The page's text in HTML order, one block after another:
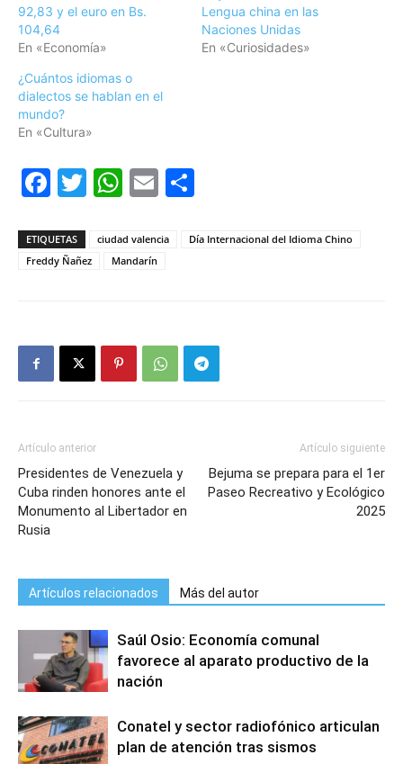
92,83 y el euro en Bs.
104,64
En «Economía»
Lengua china en las
Naciones Unidas
En «Curiosidades»
¿Cuántos idiomas o
dialectos se hablan en el
mundo?
En «Cultura»
Facebook
Twitter
WhatsApp
Email
ETIQUETAS ciudad valencia
Día Internacional del Idioma Chino
Freddy Ñañez
Mandarín
Artículo anterior
Presidentes de Venezuela y
Cuba rinden honores ante el
Monumento al Libertador en
Rusia
Artículo siguiente
Bejuma se prepara para el 1er
Paseo Recreativo y Ecológico
2025
Artículos relacionados Más del autor
Saúl Osio: Economía comunal
favorece al aparato productivo de la
nación
Conatel y sector radiofónico articulan
plan de atención tras sismos